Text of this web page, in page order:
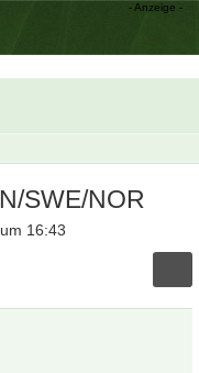
SWE/NOR
16:43